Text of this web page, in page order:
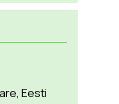
Eesti